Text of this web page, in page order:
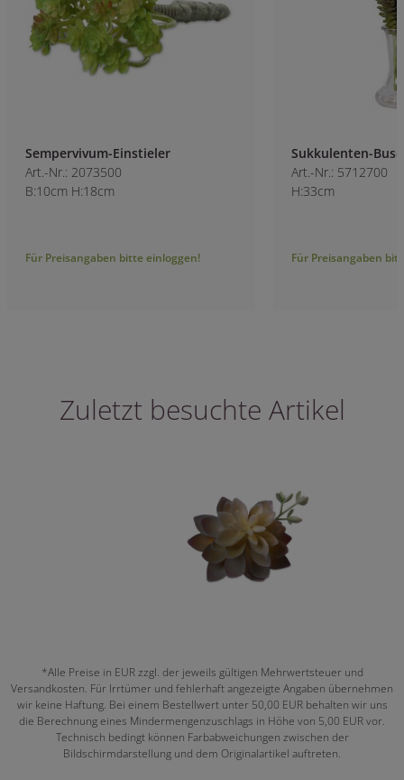
Sempervivum-Einstieler
Art.-Nr.: 2073500
B:10cm H:18cm
Für Preisangaben bitte einloggen!
Sukkulenten-
Art.-Nr.: 5712700
H:33cm
Für Preisangaben
Zuletzt besuchte Artikel
*Alle Preise in EUR zzgl. der jeweils gültigen Mehrwertsteuer und
Versandkosten. Für Irrtümer und fehlerhaft angezeigte Angaben übernehmen
wir keine Haftung. Bei einem Bestellwert unter 50,00 EUR behalten wir uns
die Berechnung eines Mindermengenzuschlags in Höhe von 5,00 EUR vor.
Technisch bedingt können Farbabweichungen zwischen der
Bildschirmdarstellung und dem Originalartikel auftreten.